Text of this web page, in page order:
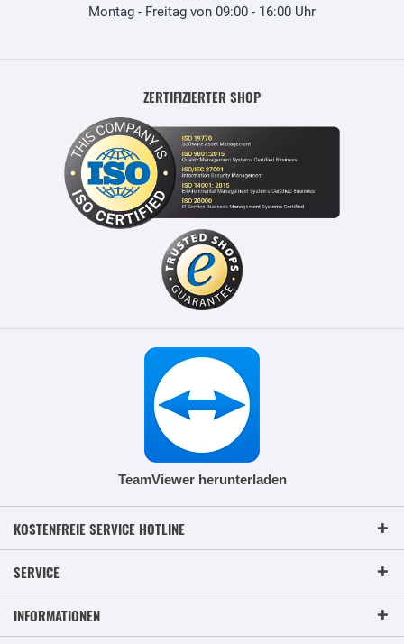
Montag - Freitag von 09:00 - 16:00 Uhr
ZERTIFIZIERTER SHOP
TeamViewer herunterladen
KOSTENFREIE SERVICE HOTLINE
SERVICE
INFORMATIONEN